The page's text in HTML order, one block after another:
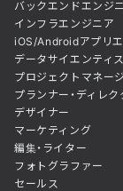
バックエンドエンジ
インフラエンジニア
iOS/Androidアプリ
データサイエンティ
プロジェクトマネー
プランナー・ディレク
デザイナー
マーケティング
編集・ライター
フォトグラファー
セールス